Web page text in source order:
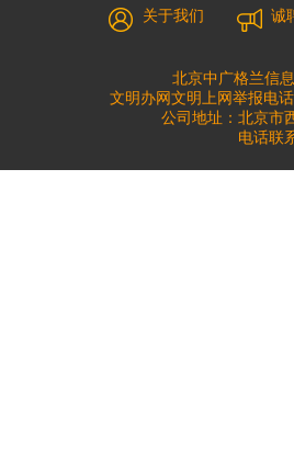
关于我们 诚
北京中广格兰信
文明办网文明上网举报电
公司地址：北京市
电话联